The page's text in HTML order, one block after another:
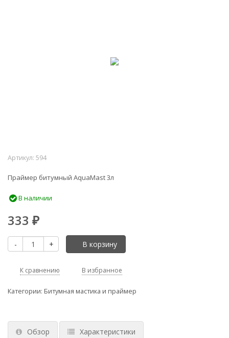
Артикул: 594
Праймер битумный AquaMast 3л
В наличии
333 ₽
- + В корзину
К сравнению В избранное
Категории: Битумная мастика и праймер
Обзор Характеристики